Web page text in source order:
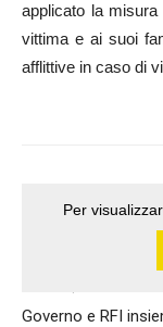
applicato la
vittima e ai suoi
afflittive in caso di
Per
Governo e RFI